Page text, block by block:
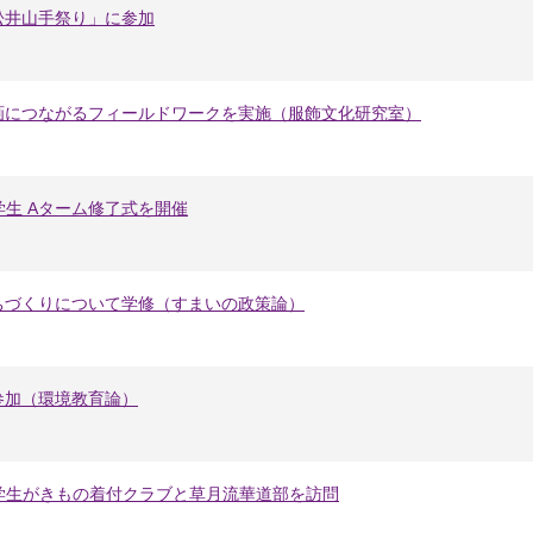
山手祭り」に参加
つながるフィールドワークを実施（服飾文化研究室）
Aターム修了式を開催
くりについて学修（すまいの政策論）
（環境教育論）
がきもの着付クラブと草月流華道部を訪問